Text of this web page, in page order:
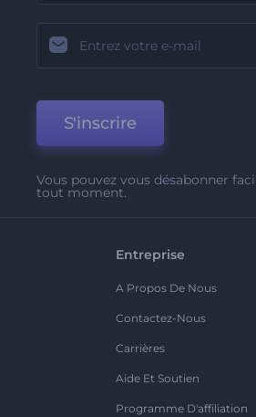
S'inscrire
Vous pouvez vous désabonner
tout moment.
Entreprise
A Propos De Nous
Contactez-Nous
Carrières
Aide Et Soutien
Programme D'affiliation